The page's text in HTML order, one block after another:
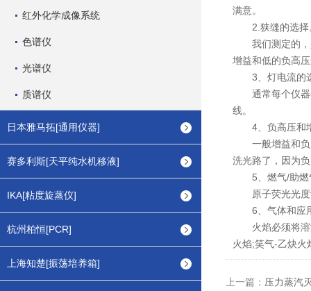
红外化学成像系统
色谱仪
光谱仪
质谱仪
日本雅马拓[通用仪器]
赛多利斯[天平纯水机移液]
IKA[粘度旋蒸仪]
杭州柏恒[PCR]
上海知楚[振荡培养箱]
满意。
2.狭缝的选择
我们测定的，
增益和低的负高
3、灯电流的
通常每个仪器
线。
4、负高压和
一般增益和负
洗光路了，因为
5、燃气/助燃
原子荧光光度
6、气体和应
火焰必须将溶
火焰;笑气-乙炔火
上一篇： 压力蒸汽